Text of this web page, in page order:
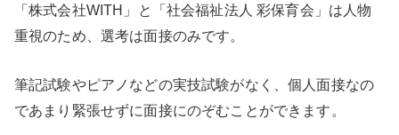
「株式会社WITH」と「社会福祉法人 彩保育会」は人物
重視のため、選考は面接のみです。
筆記試験やピアノなどの実技試験がなく、個人面接なの
であまり緊張せずに面接にのぞむことができます。